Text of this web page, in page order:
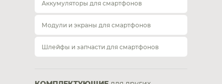
Аккумуляторы для смартфонов
Модули и экраны для смартфонов
Шлейфы и запчасти для смартфонов